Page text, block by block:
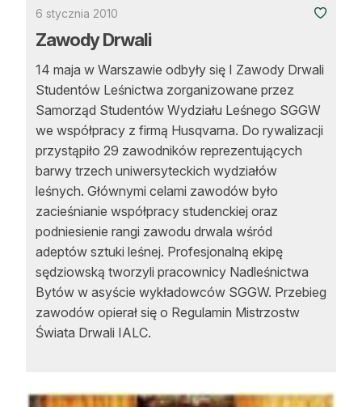
6 stycznia 2010
Zawody Drwali
14 maja w Warszawie odbyły się I Zawody Drwali
Studentów Leśnictwa zorganizowane przez
Samorząd Studentów Wydziału Leśnego SGGW
we współpracy z firmą Husqvarna. Do rywalizacji
przystąpiło 29 zawodników reprezentujących
barwy trzech uniwersyteckich wydziałów
leśnych. Głównymi celami zawodów było
zacieśnianie współpracy studenckiej oraz
podniesienie rangi zawodu drwala wśród
adeptów sztuki leśnej. Profesjonalną ekipę
sędziowską tworzyli pracownicy Nadleśnictwa
Bytów w asyście wykładowców SGGW. Przebieg
zawodów opierał się o Regulamin Mistrzostw
Świata Drwali IALC.